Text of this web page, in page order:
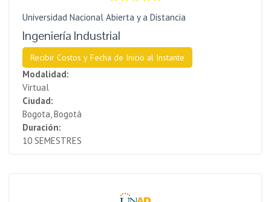
Universidad Nacional Abierta y a Distancia
Ingeniería Industrial
Recibir Costos y Fecha de Inicio al Instante
Modalidad:
Virtual
Ciudad:
Bogota, Bogotá
Duración:
10 SEMESTRES